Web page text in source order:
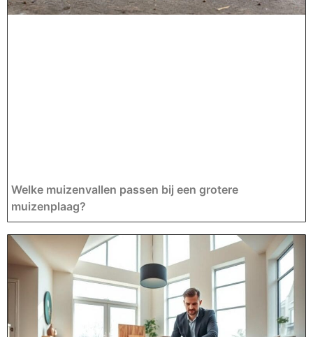
Welke muizenvallen passen bij een grotere
muizenplaag?